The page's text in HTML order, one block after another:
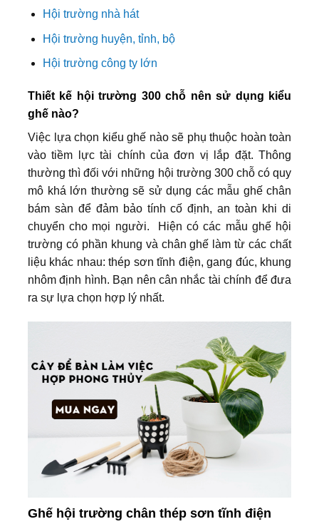
Hội trường nhà hát
Hội trường huyện, tỉnh, bộ
Hội trường công ty lớn
Thiết kế hội trường 300 chỗ nên sử dụng kiểu
ghế nào?
Việc lựa chọn kiểu ghế nào sẽ phụ thuộc hoàn toàn
vào tiềm lực tài chính của đơn vị lắp đặt. Thông
thường thì đối với những hội trường 300 chỗ có quy
mô khá lớn thường sẽ sử dụng các mẫu ghế chân
bám sàn để đảm bảo tính cố định, an toàn khi di
chuyển cho mọi người. Hiện có các mẫu ghế hội
trường có phần khung và chân ghế làm từ các chất
liệu khác nhau: thép sơn tĩnh điện, gang đúc, khung
nhôm định hình. Bạn nên cân nhắc tài chính để đưa
ra sự lựa chọn hợp lý nhất.
Ghế hội trường chân thép sơn tĩnh điện